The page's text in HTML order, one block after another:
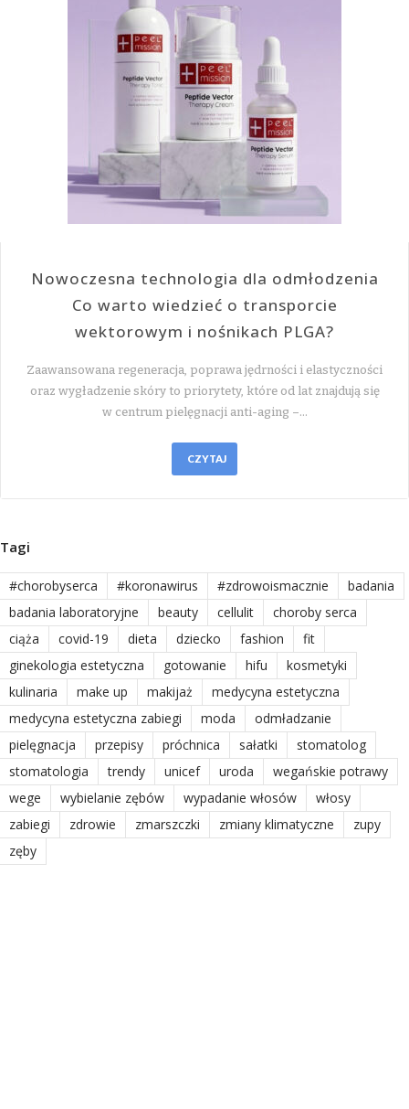
Nowoczesna technologia dla odmłodzenia
Co warto wiedzieć o transporcie
wektorowym i nośnikach PLGA?
Zaawansowana regeneracja, poprawa jędrności i elastyczności
oraz wygładzenie skóry to priorytety, które od lat znajdują się
w centrum pielęgnacji anti-aging –…
CZYTAJ
Tagi
#chorobyserca #koronawirus #zdrowoismacznie
badania
badania laboratoryjne
beauty cellulit
choroby serca
ciąża
covid-19 dieta dziecko fashion
fit
ginekologia estetyczna
gotowanie hifu
kosmetyki
kulinaria
make up makijaż
medycyna estetyczna
medycyna estetyczna zabiegi
moda
odmładzanie
pielęgnacja
przepisy próchnica sałatki
stomatolog
stomatologia
trendy unicef uroda
wegańskie potrawy
wege
wybielanie zębów wypadanie włosów
włosy
zabiegi
zdrowie zmarszczki zmiany klimatyczne
zupy
zęby